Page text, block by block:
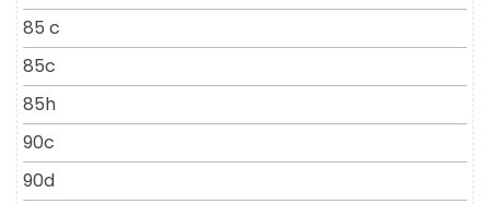
85 c
85c
85h
90c
90d